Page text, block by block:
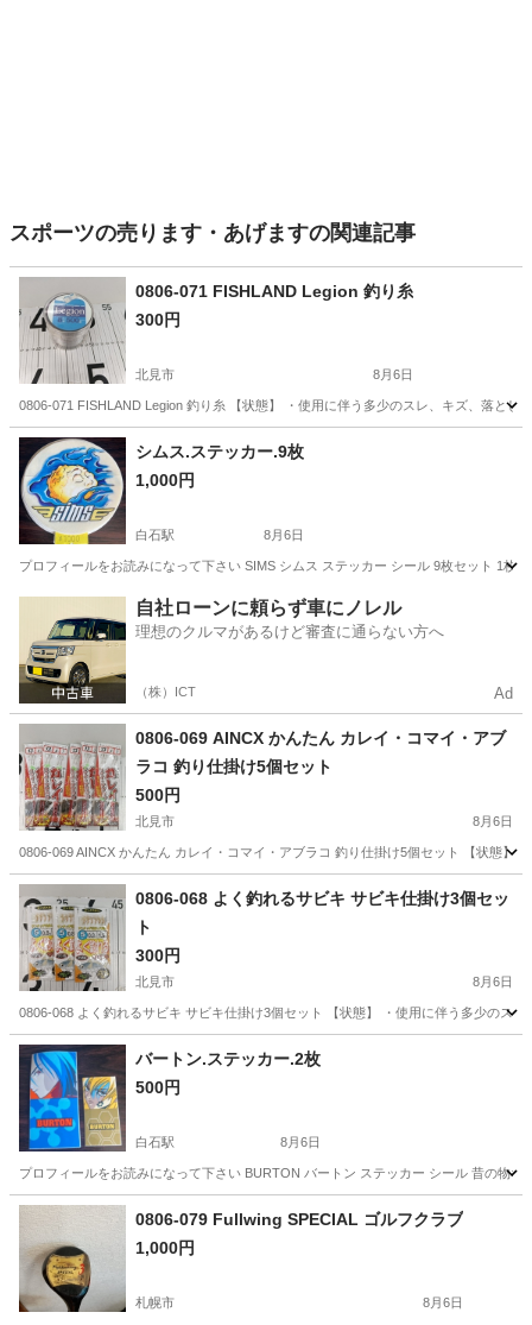
スポーツの売ります・あげますの関連記事
0806-071 FISHLAND Legion 釣り糸
300円
北見市 8月6日
0806-071 FISHLAND Legion 釣り糸 【状態】 ・使用に伴う多少のスレ、キズ、落と
北海道 北見市 Legion
シムス.ステッカー.9枚
1,000円
白石駅 8月6日
プロフィールをお読みになって下さい SIMS シムス ステッカー シール 9枚セット 1枚
白石駅 その他 ステッカー
自社ローンに頼らず車にノレル
理想のクルマがあるけど審査に通らない方へ
（株）ICT Ad
0806-069 AINCX かんたん カレイ・コマイ・アブ
ラコ 釣り仕掛け5個セット
500円
北見市 8月6日
0806-069 AINCX かんたん カレイ・コマイ・アブラコ 釣り仕掛け5個セット 【状態】
北海道 北見市 カレイ
0806-068 よく釣れるサビキ サビキ仕掛け3個セッ
ト
300円
北見市 8月6日
0806-068 よく釣れるサビキ サビキ仕掛け3個セット 【状態】 ・使用に伴う多少のス
北海道 北見市 その他 サビキ
バートン.ステッカー.2枚
500円
白石駅 8月6日
プロフィールをお読みになって下さい BURTON バートン ステッカー シール 昔の物
北海道 札幌市 0806-079 Fullwing SPECIAL ゴルフクラブ
1,000円
札幌市 8月6日